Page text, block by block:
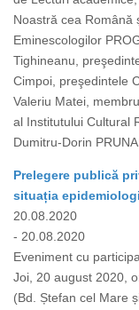
Noastră cea Română
Eminescologilor
Tighineanu,
Cimpoi, preşedintele
Valeriu Matei,
al Institutului Cultural
Dumitru-Dorin
Prelegere publică
situația
20.08.2020
- 20.08.2020
Eveniment cu
Joi, 20 august 2020,
(Bd. Ștefan cel Mare